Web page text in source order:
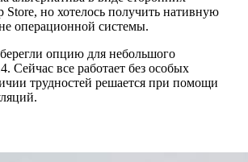
но хотелось получить нативную
операционной системы.
опцию для небольшого
Сейчас все работает без особых
трудностей решается при помощи